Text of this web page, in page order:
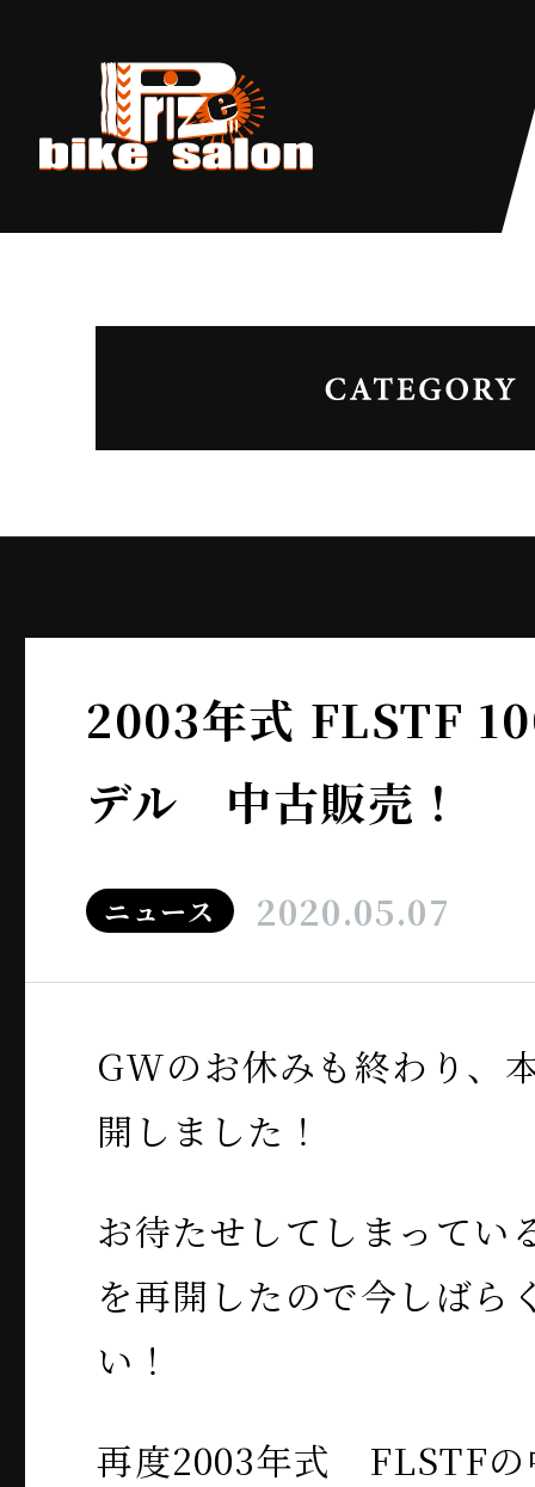
2003年式 FLSTF
デル 中古販売！
ニュース 2020.05.07
GWのお休みも終わり、
開しました！
お待たせしてしまってい
を再開したので今しばら
い！
再度2003年式 FLSTFの